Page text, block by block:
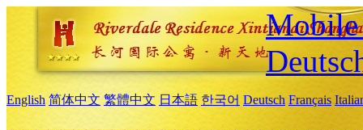
Mobile
English 简体中文 繁體中文 日本語 한국어 Deutsch Français